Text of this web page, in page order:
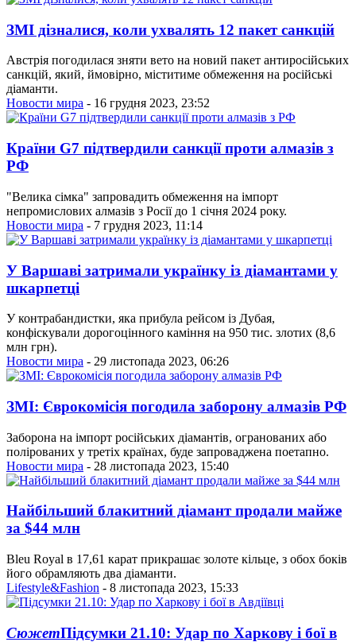
ЗМІ дізналися, коли ухвалять 12 пакет санкцій
Австрія погодилася зняти вето на новий пакет антиросійських
санкцій, який, ймовірно, міститиме обмеження на російські
діаманти.
Новости мира - 16 грудня 2023, 23:52
Країни G7 підтвердили санкції проти алмазів з
РФ
"Велика сімка" запровадить обмеження на імпорт
непромислових алмазів з Росії до 1 січня 2024 року.
Новости мира - 7 грудня 2023, 11:14
У Варшаві затримали українку із діамантами у
шкарпетці
У контрабандистки, яка прибула рейсом із Дубая,
конфіскували дорогоцінного каміння на 950 тис. злотих (8,6
млн грн).
Новости мира - 29 листопада 2023, 06:26
ЗМІ: Єврокомісія погодила заборону алмазів РФ
Заборона на імпорт російських діамантів, огранованих або
полірованих у третіх країнах, буде запроваджена поетапно.
Новости мира - 28 листопада 2023, 15:40
Найбільший блакитний діамант продали майже
за $44 млн
Bleu Royal в 17,61 карат прикрашає золоте кільце, з обох боків
його обрамляють два діаманти.
Lifestyle&Fashion - 8 листопада 2023, 15:33
СюжетПідсумки 21.10: Удар по Харкову і бої в